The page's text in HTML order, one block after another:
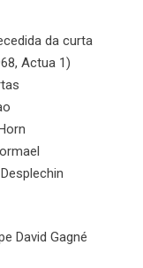
da curta
Actua 1)
David Gagné